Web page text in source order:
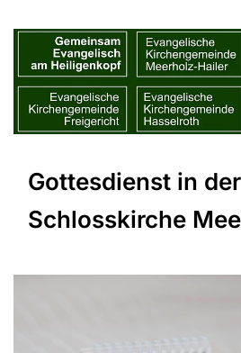
Gottesdienst in der
Schlosskirche